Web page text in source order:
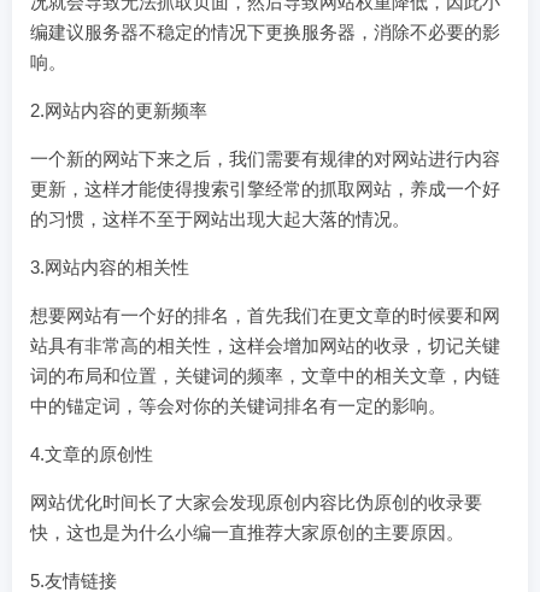
编建议服务器不稳定的情况下更换服务器，消除不必要的影
响。
2.网站内容的更新频率
一个新的网站下来之后，我们需要有规律的对网站进行内容
更新，这样才能使得搜索引擎经常的抓取网站，养成一个好
的习惯，这样不至于网站出现大起大落的情况。
3.网站内容的相关性
想要网站有一个好的排名，首先我们在更文章的时候要和网
站具有非常高的相关性，这样会增加网站的收录，切记关键
词的布局和位置，关键词的频率，文章中的相关文章，内链
中的锚定词，等会对你的关键词排名有一定的影响。
4.文章的原创性
网站优化时间长了大家会发现原创内容比伪原创的收录要
快，这也是为什么小编一直推荐大家原创的主要原因。
5.友情链接